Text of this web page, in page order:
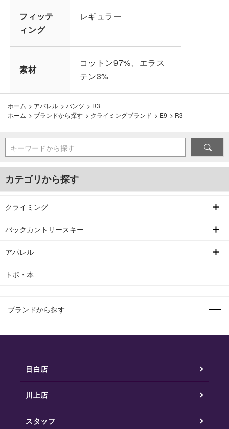
フィッテ
ィング
レギュラー
素材
コットン97%、エラス
テン3%
ホーム > アパレル > パンツ > R3
ホーム > ブランドから探す > クライミングブランド > E9 > R3
キーワードから探す
カテゴリから探す
クライミング
バックカントリースキー
アパレル
トポ・本
ブランドから探す
目白店
川上店
スタッフ